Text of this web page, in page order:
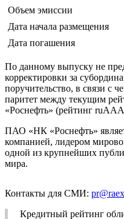
Объем эмиссии
Дата начала размещения
Дата погашения
По данному выпуску не
корректировки за
поручительство, в связи с
паритет между текущим
«Роснефть» (рейтинг
ПАО «НК «Роснефть»
компанией, лидером
одной из крупнейших
мира.
Контакты для СМИ:
Кредитный рейтинг